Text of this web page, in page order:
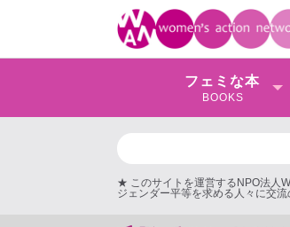
フェミな本
BOOKS
★ このサイトを運営するNPO法人
ジェンダー平等を求める人々に交流